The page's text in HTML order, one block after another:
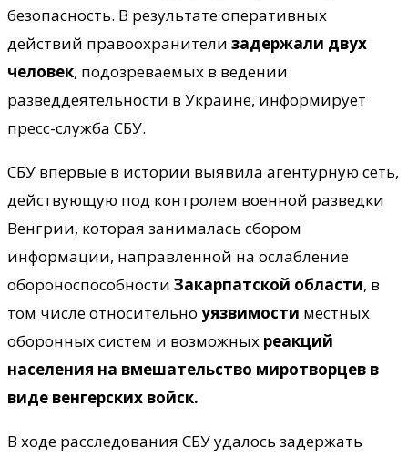
безопасность. В результате оперативных
действий правоохранители задержали двух
человек, подозреваемых в ведении
разведдеятельности в Украине, информирует
пресс-служба СБУ.
СБУ впервые в истории выявила агентурную сеть,
действующую под контролем военной разведки
Венгрии, которая занималась сбором
информации, направленной на ослабление
обороноспособности Закарпатской области, в
том числе относительно уязвимости местных
оборонных систем и возможных реакций
населения на вмешательство миротворцев в
виде венгерских войск.
В ходе расследования СБУ удалось задержать